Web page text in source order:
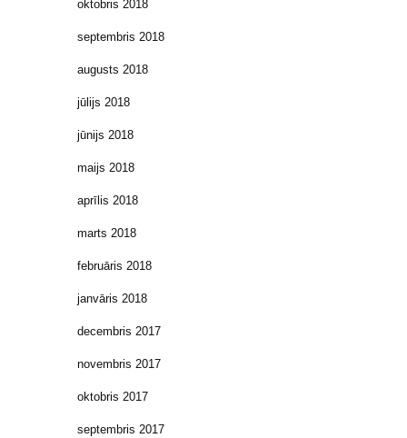
oktobris 2018
septembris 2018
augusts 2018
jūlijs 2018
jūnijs 2018
maijs 2018
aprīlis 2018
marts 2018
februāris 2018
janvāris 2018
decembris 2017
novembris 2017
oktobris 2017
septembris 2017